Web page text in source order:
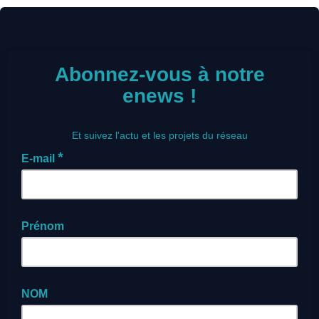
Abonnez-vous à notre
enews !
Et suivez l'actu et les projets du réseau
E-mail *
Prénom
NOM